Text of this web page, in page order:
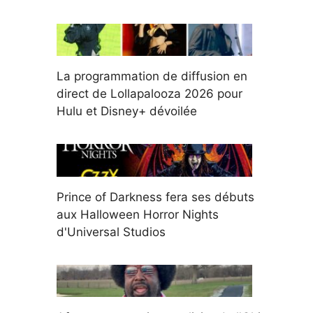
La programmation de diffusion en
direct de Lollapalooza 2026 pour
Hulu et Disney+ dévoilée
Prince of Darkness fera ses débuts
aux Halloween Horror Nights
d'Universal Studios